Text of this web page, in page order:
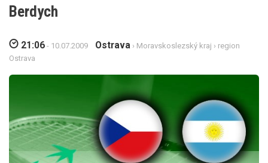
Berdych
21:06 - 10.07.2009 Ostrava › Moravskoslezský kraj › region
Ostrava